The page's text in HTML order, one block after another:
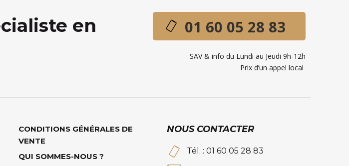
en
01 60 05 28 83
SAV & info du Lundi au Jeudi 9h-12h
Prix d’un appel local
CONDITIONS GÉNÉRALES DE
VENTE
QUI SOMMES-NOUS ?
NOUS CONTACTER
Tél. : 01 60 05 28 83